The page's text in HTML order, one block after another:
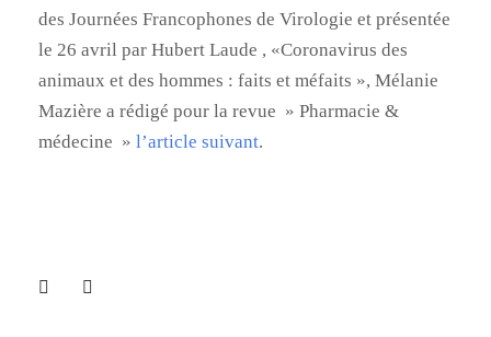
des Journées Francophones de Virologie et présentée
le 26 avril par Hubert Laude , «Coronavirus des
animaux et des hommes : faits et méfaits », Mélanie
Mazière a rédigé pour la revue » Pharmacie &
médecine » l’article suivant.